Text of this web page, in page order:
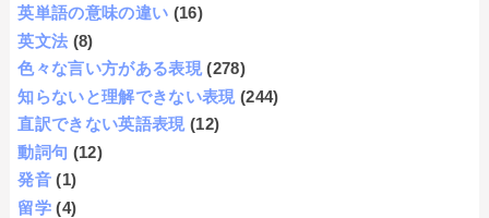
英単語の意味の違い (16)
英文法 (8)
色々な言い方がある表現 (278)
知らないと理解できない表現 (244)
直訳できない英語表現 (12)
動詞句 (12)
発音 (1)
留学 (4)